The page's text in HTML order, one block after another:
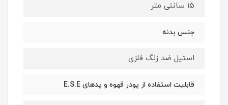
15 سانتی متر
جنس بدنه
استیل ضد زنگ فلزی
قابلیت استفاده از پودر قهوه و پدهای E.S.E